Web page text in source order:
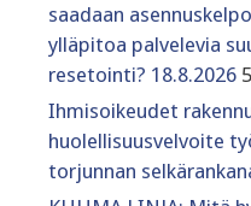
saadaan
ylläpitoa palvelevia
resetointi? 18.8.2026
Ihmisoikeudet
huolellisuusvelvoite
torjunnan